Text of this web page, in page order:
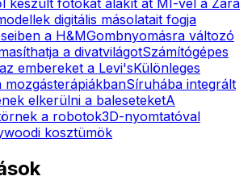
digitális másolatait fogja
a H&MGombnyomásra változó
a divatvilágotSzámítógépes
embereket a Levi'sKülönleges
mozgásterápiákbanSíruhába integrált
elkerülni a baleseteketA
a robotok3D-nyomtatóval
kosztümök